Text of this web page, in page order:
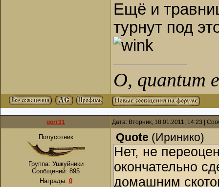
Ещё и
турнут под
О, quantum
gorr31 Дата: Вторник, 18.01.2011, 14:23 |
Полусотник
Группа: Ушкуйники
Сообщений: 895
Награды: 0
Quote (Иринико)
Нет, не
окончательно
домашним